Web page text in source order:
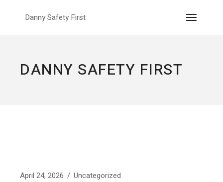
Danny Safety First
DANNY SAFETY FIRST
April 24, 2026 Uncategorized